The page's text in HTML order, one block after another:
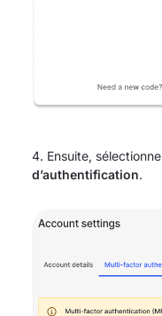
Ensuite,
d’authentification.